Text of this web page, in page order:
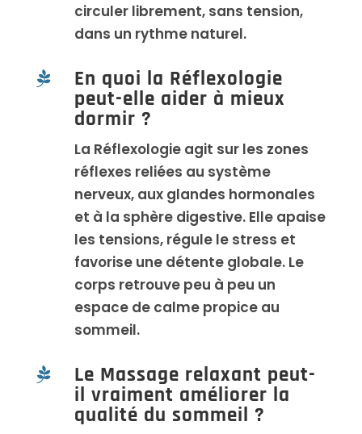
circuler librement, sans tension,
dans un rythme naturel.
 En quoi la Réflexologie
peut-elle aider à mieux
dormir ?
La Réflexologie agit sur les zones
réflexes reliées au système
nerveux, aux glandes hormonales
et à la sphère digestive. Elle apaise
les tensions, régule le stress et
favorise une détente globale. Le
corps retrouve peu à peu un
espace de calme propice au
sommeil.
 Le Massage relaxant peut-
il vraiment améliorer la
qualité du sommeil ?